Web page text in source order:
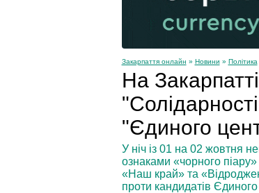
Закарпаття онлайн » Новини » Політика
На
"Єдиного
У ніч із 01 на 02 жовтня
ознаками «чорного
«Наш край» та
проти кандидатів